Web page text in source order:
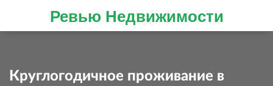
Ревью Недвижимости
Круглогодичное проживание в